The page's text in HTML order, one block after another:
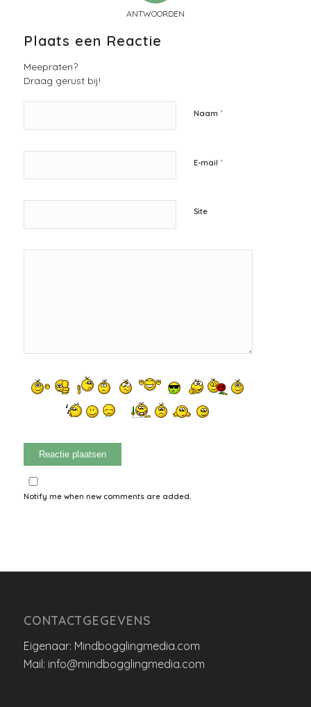
ANTWOORDEN
Plaats een Reactie
Meepraten?
Draag gerust bij!
Naam *
E-mail *
Site
Notify me when new comments are added.
CONTACTGEGEVENS
Eigenaar: Mindbogglingmedia.com
Mail: info@mindbogglingmedia.com